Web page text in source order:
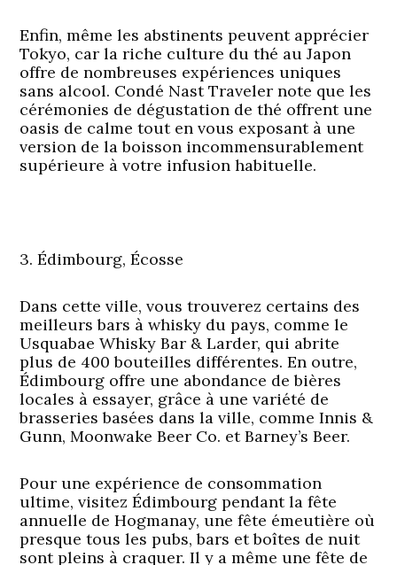
Enfin, même les abstinents peuvent apprécier
Tokyo, car la riche culture du thé au Japon
offre de nombreuses expériences uniques
sans alcool. Condé Nast Traveler note que les
cérémonies de dégustation de thé offrent une
oasis de calme tout en vous exposant à une
version de la boisson incommensurablement
supérieure à votre infusion habituelle.
3. Édimbourg, Écosse
Dans cette ville, vous trouverez certains des
meilleurs bars à whisky du pays, comme le
Usquabae Whisky Bar & Larder, qui abrite
plus de 400 bouteilles différentes. En outre,
Édimbourg offre une abondance de bières
locales à essayer, grâce à une variété de
brasseries basées dans la ville, comme Innis &
Gunn, Moonwake Beer Co. et Barney’s Beer.
Pour une expérience de consommation
ultime, visitez Édimbourg pendant la fête
annuelle de Hogmanay, une fête émeutière où
presque tous les pubs, bars et boîtes de nuit
sont pleins à craquer. Il y a même une fête de